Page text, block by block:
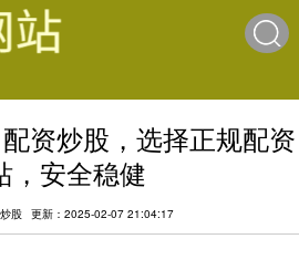
资炒股，选择正规配资
，安全稳健
股 更新：2025-02-07 21:04:17